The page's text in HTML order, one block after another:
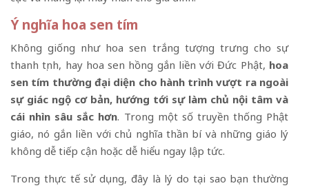
Ý nghĩa hoa sen tím
Không giống như hoa sen trắng tượng trưng cho sự
thanh tịnh, hay hoa sen hồng gắn liền với Đức Phật, hoa
sen tím thường đại diện cho hành trình vượt ra ngoài
sự giác ngộ cơ bản, hướng tới sự làm chủ nội tâm và
cái nhìn sâu sắc hơn. Trong một số truyền thống Phật
giáo, nó gắn liền với chủ nghĩa thần bí và những giáo lý
không dễ tiếp cận hoặc dễ hiểu ngay lập tức.
Trong thực tế sử dụng, đây là lý do tại sao bạn thường